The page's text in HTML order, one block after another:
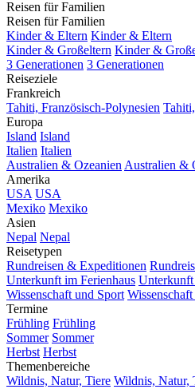
Reisen für Familien
Reisen für Familien
Kinder & Eltern Kinder & Eltern
Kinder & Großeltern Kinder &
3 Generationen 3 Generationen
Reiseziele
Frankreich
Tahiti, Französisch-Polynesien
Europa
Island Island
Italien Italien
Australien & Ozeanien Australien &
Amerika
USA USA
Mexiko Mexiko
Asien
Nepal Nepal
Reisetypen
Rundreisen & Expeditionen
Unterkunft im Ferienhaus Unterkunft
Wissenschaft und Sport
Termine
Frühling Frühling
Sommer Sommer
Herbst Herbst
Themenbereiche
Wildnis, Natur, Tiere Wildnis, Natur,